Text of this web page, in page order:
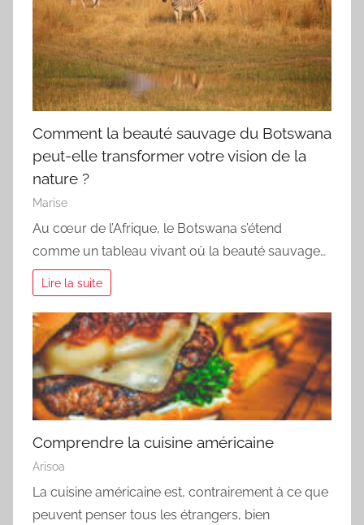
Comment la beauté sauvage du Botswana
peut-elle transformer votre vision de la
nature ?
Marise
Au cœur de l’Afrique, le Botswana s’étend
comme un tableau vivant où la beauté sauvage…
Lire la suite
Comprendre la cuisine américaine
Arisoa
La cuisine américaine est, contrairement à ce que
peuvent penser tous les étrangers, bien